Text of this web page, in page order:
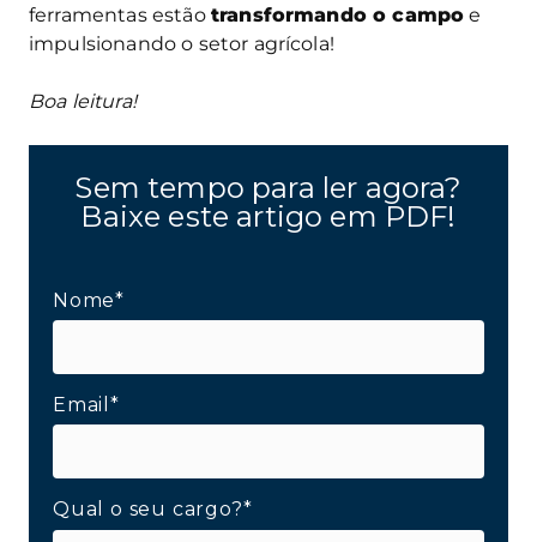
ferramentas estão transformando o campo e
impulsionando o setor agrícola!
Boa leitura!
Sem tempo para ler agora?
Baixe este artigo em PDF!
Nome*
Email*
Qual o seu cargo?*